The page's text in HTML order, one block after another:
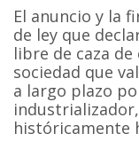
El anuncio y la
de ley que
libre de caza
sociedad que
a largo plazo
históricamente